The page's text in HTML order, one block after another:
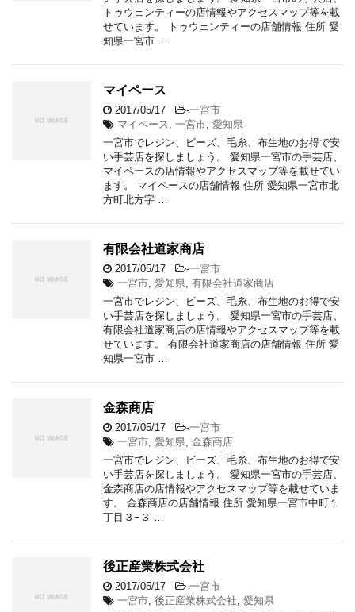
トゥウェンティーの店情報やアクセスマップ等を載
せています。 トゥウェンティーの店舗情報 住所 愛
知県一宮市 …
マイペース
2017/05/17 -一宮市
マイペース
一宮市 愛知県
一宮市でレジン、ビーズ、毛糸、布生地のお得で安
い手芸店を探しましょう。 愛知県一宮市の手芸店、
マイペースの店情報やアクセスマップ等を載せてい
ます。 マイペースの店舗情報 住所 愛知県一宮市北
方町北方字 …
有限会社道家商店
2017/05/17 -一宮市
一宮市 愛知県 有限会社道家商店
一宮市でレジン、ビーズ、毛糸、布生地のお得で安
い手芸店を探しましょう。 愛知県一宮市の手芸店、
有限会社道家商店の店情報やアクセスマップ等を載
せています。 有限会社道家商店の店舗情報 住所 愛
知県一宮市 …
金森商店
2017/05/17 -一宮市
一宮市 愛知県 金森商店
一宮市でレジン、ビーズ、毛糸、布生地のお得で安
い手芸店を探しましょう。 愛知県一宮市の手芸店、
金森商店の店情報やアクセスマップ等を載せていま
す。 金森商店の店舗情報 住所 愛知県一宮市中町１
丁目３−３ …
後正産業株式会社
2017/05/17 -一宮市
一宮市 後正産業株式会社 愛知県